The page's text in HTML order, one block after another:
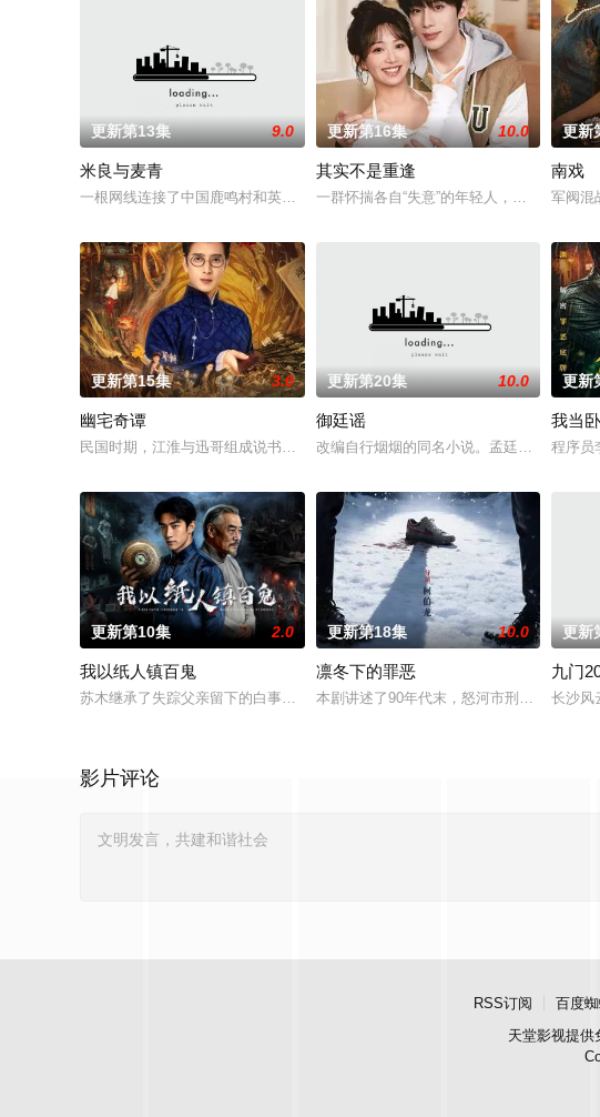
更新第13集 9.0
米良与麦青
一根网线连接了中国鹿鸣村和英国牛津，麦香通过视频向米良宣告：婚不结了。
更新第16集 10.0
其实不是重逢
一群怀揣各自“失意”的年轻人，在沿海小城
更新
南戏
军阀混
更新第15集 3.0
幽宅奇谭
民国时期，江淮与迅哥组成说书班子，偶遇“白天人住屋，晚上鬼占房”的阴阳宅，
更新第20集 10.0
御廷谣
改编自行烟烟的同名小说。孟廷辉，大平王
更新
我当
程序员
更新第10集 2.0
我以纸人镇百鬼
苏木继承了失踪父亲留下的白事馆，本想低调扎纸维生，却因一具流血的新娘纸
更新第18集 10.0
凛冬下的罪恶
本剧讲述了90年代末，怒河市刑侦支队在无
更新
九门
长沙风
影片评论
RSS订阅 百度
天堂影视提供